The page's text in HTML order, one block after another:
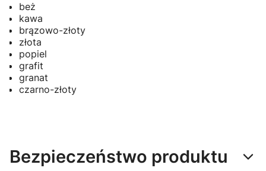
beż
kawa
brązowo-złoty
złota
popiel
grafit
granat
czarno-złoty
Bezpieczeństwo produktu